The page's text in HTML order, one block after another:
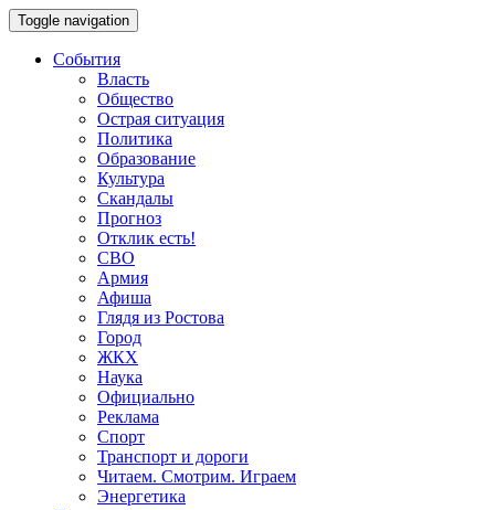
Toggle navigation
События
Власть
Общество
Острая ситуация
Политика
Образование
Культура
Скандалы
Прогноз
Отклик есть!
СВО
Армия
Афиша
Глядя из Ростова
Город
ЖКХ
Наука
Официально
Реклама
Спорт
Транспорт и дороги
Читаем. Смотрим. Играем
Энергетика